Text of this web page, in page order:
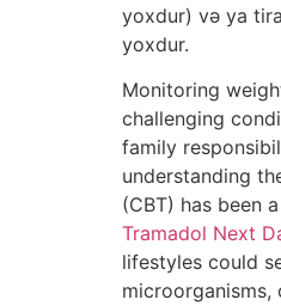
yoxdur) və ya
yoxdur.
Monitoring
challenging
family
understanding
(CBT) has been
Tramadol Next
lifestyles could